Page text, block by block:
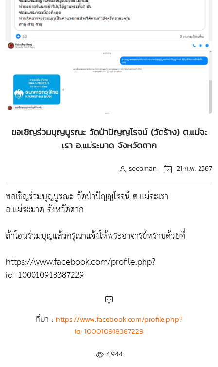
ขอเชิญร่วมบุญบูรณะ วัดป่าปัญญโรจน์ (วัดร้าง) ต.แม่จะ
เรา อ.แม่ระมาด จังหวัดตาก
socoman 21 ก.พ. 2567
ขอเชิญร่วมบุญบูรณะ วัดป่าปัญญโรจน์ ต.แม่จะเรา
อ.แม่ระมาด จังหวัดตาก
ถ้าโอนร่วมบุญแล้วกรุณาแจ้งให้พระอาจารย์ทราบด้วยที่
https://www.facebook.com/profile.php?
id=100010918387229
ที่มา : https://www.facebook.com/profile.php?
id=100010918387229
4,944